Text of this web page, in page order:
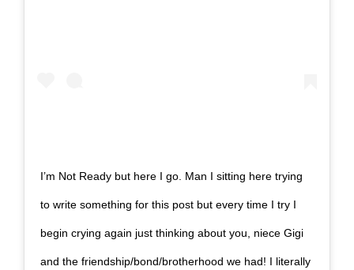
I’m Not Ready but here I go. Man I sitting here trying
to write something for this post but every time I try I
begin crying again just thinking about you, niece Gigi
and the friendship/bond/brotherhood we had! I literally